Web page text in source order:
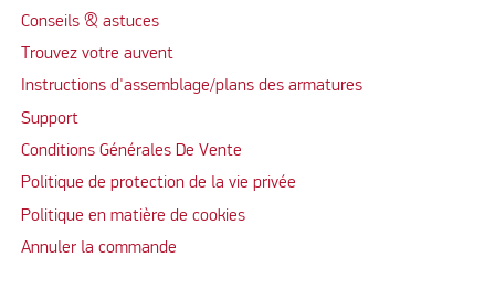
Conseils & astuces
Trouvez votre auvent
Instructions d'assemblage/plans des armatures
Support
Conditions Générales De Vente
Politique de protection de la vie privée
Politique en matière de cookies
Annuler la commande